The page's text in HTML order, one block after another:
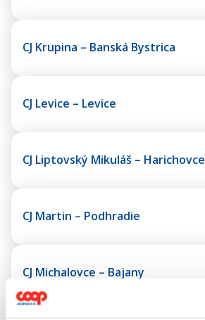
CJ Krupina – Banská Bystrica
CJ Levice – Levice
CJ Liptovský Mikuláš – Harichovce
CJ Martin – Podhradie
CJ Michalovce – Bajany